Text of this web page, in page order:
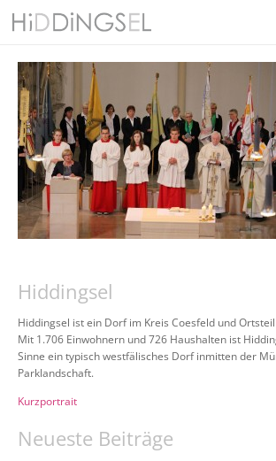
Hiddingsel
Hiddingsel ist ein Dorf im Kreis Coesfeld und
Mit 1.706 Einwohnern und 726 Haushalten ist
Sinne ein typisch westfälisches Dorf inmitten der
Parklandschaft.
Kurzportrait
Neueste Beiträge